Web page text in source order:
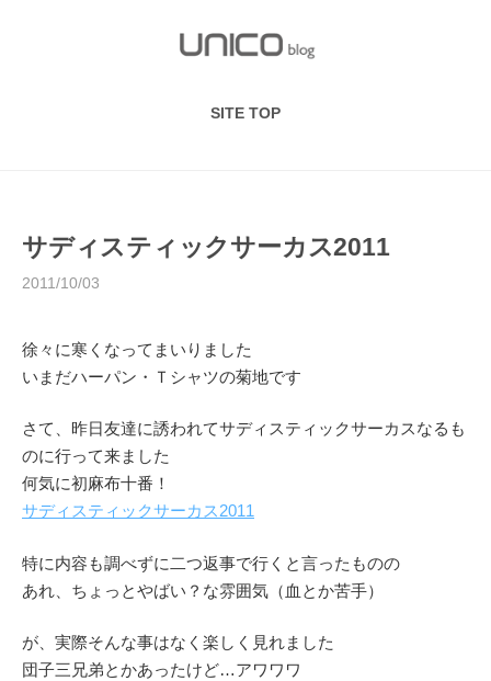
SITE TOP
サディスティックサーカス2011
2011/10/03
徐々に寒くなってまいりました
いまだハーパン・Ｔシャツの菊地です
さて、昨日友達に誘われてサディスティックサーカスなるも
のに行って来ました
何気に初麻布十番！
サディスティックサーカス2011
特に内容も調べずに二つ返事で行くと言ったものの
あれ、ちょっとやばい？な雰囲気（血とか苦手）
が、実際そんな事はなく楽しく見れました
団子三兄弟とかあったけど…アワワワ